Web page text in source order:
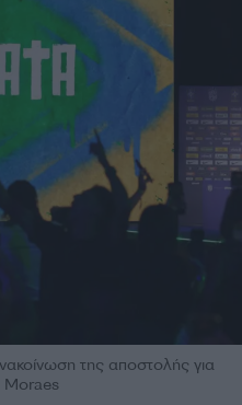
της αποστολής για
Moraes